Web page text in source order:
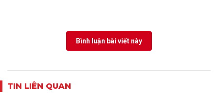
Bình luận bài viết này
TIN LIÊN QUAN